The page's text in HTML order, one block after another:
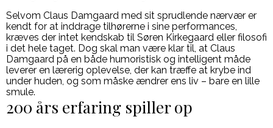
Selvom Claus Damgaard med sit sprudlende nærvær er
kendt for at inddrage tilhørerne i sine performances,
kræves der intet kendskab til Søren Kirkegaard eller filosofi
i det hele taget. Dog skal man være klar til, at Claus
Damgaard på en både humoristisk og intelligent måde
leverer en lærerig oplevelse, der kan træffe at krybe ind
under huden, og som måske ændrer ens liv – bare en lille
smule.
200 års erfaring spiller op